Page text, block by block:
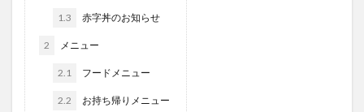
1.3 赤字丼のお知らせ
2 メニュー
2.1 フードメニュー
2.2 お持ち帰りメニュー